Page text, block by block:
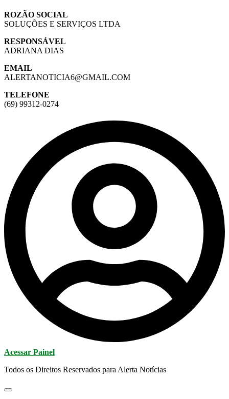
ROZÃO SOCIAL
SOLUÇÕES E SERVIÇOS LTDA
RESPONSÁVEL
ADRIANA DIAS
EMAIL
ALERTANOTICIA6@GMAIL.COM
TELEFONE
(69) 99312-0274
Acessar Painel
Todos os Direitos Reservados para Alerta Notícias